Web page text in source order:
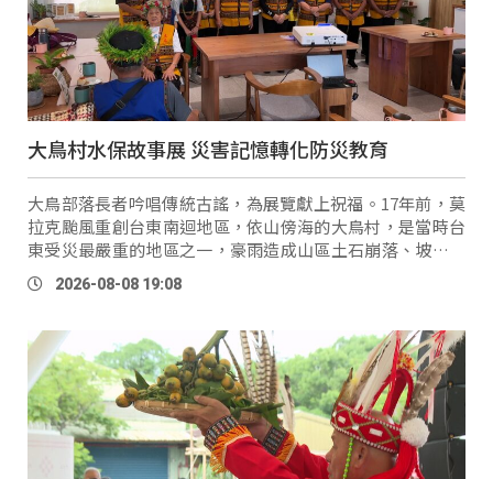
大鳥村水保故事展 災害記憶轉化防災教育
大鳥部落長者吟唱傳統古謠，為展覽獻上祝福。17年前，莫
拉克颱風重創台東南迴地區，依山傍海的大鳥村，是當時台
東受災最嚴重的地區之一，豪雨造成山區土石崩落、坡地崩
塌及土砂堆積，不僅道路中斷、家園受損，也成為許多族人
至今難忘的記 …
2026-08-08 19:08